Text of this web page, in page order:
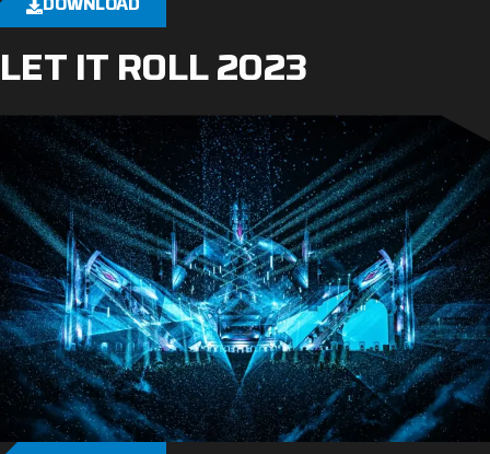
DOWNLOAD
LET IT ROLL 2023